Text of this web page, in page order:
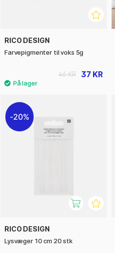
RICO DESIGN
Farvepigmenter til voks 5g
37 KR
46 KR
20%
RICO DESIGN
Lysvæger 10 cm 20 stk